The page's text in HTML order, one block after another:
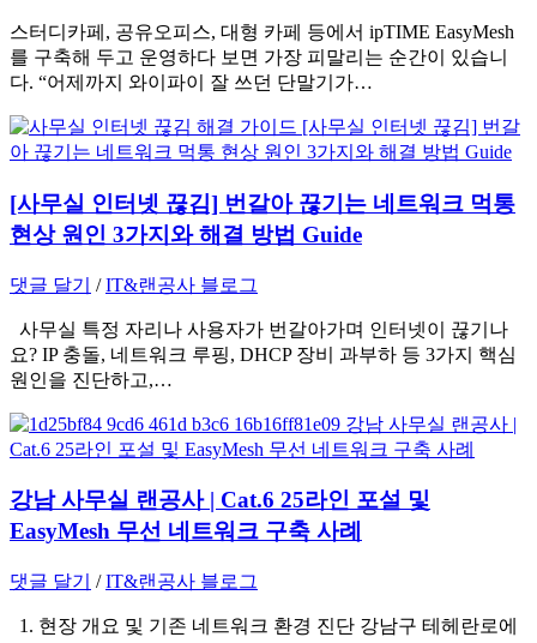
스터디카페, 공유오피스, 대형 카페 등에서 ipTIME EasyMesh
를 구축해 두고 운영하다 보면 가장 피말리는 순간이 있습니
다. “어제까지 와이파이 잘 쓰던 단말기가…
[사무실 인터넷 끊김] 번갈아 끊기는 네트워크 먹통
현상 원인 3가지와 해결 방법 Guide
댓글 달기 /IT&랜공사 블로그
사무실 특정 자리나 사용자가 번갈아가며 인터넷이 끊기나
요? IP 충돌, 네트워크 루핑, DHCP 장비 과부하 등 3가지 핵심
원인을 진단하고,…
강남 사무실 랜공사 | Cat.6 25라인 포설 및
EasyMesh 무선 네트워크 구축 사례
댓글 달기 /IT&랜공사 블로그
1. 현장 개요 및 기존 네트워크 환경 진단 강남구 테헤란로에